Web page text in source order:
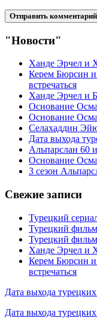
"Новости"
Ханде Эрчел и
Керем Бюрсин
встречаться
Ханде Эрчел и
Основание
Основание
Селахаддин
Дата выхода
Альпарслан 60
Основание
3 сезон
Свежие записи
Турецкий
Турецкий
Турецкий
Ханде Эрчел и
Керем Бюрсин
встречаться
Дата выхода
Дата выхода